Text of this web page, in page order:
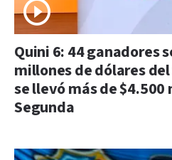
Quini 6: 44 ganadores
millones de dólares
se llevó más de $4.500
Segunda